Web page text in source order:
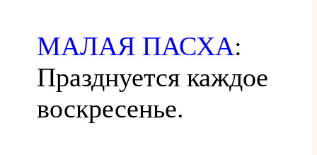
МАЛАЯ ПАСХА:
Празднуется каждое
воскресенье.